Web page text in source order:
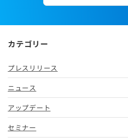
カテゴリー
プレスリリース
ニュース
アップデート
セミナー